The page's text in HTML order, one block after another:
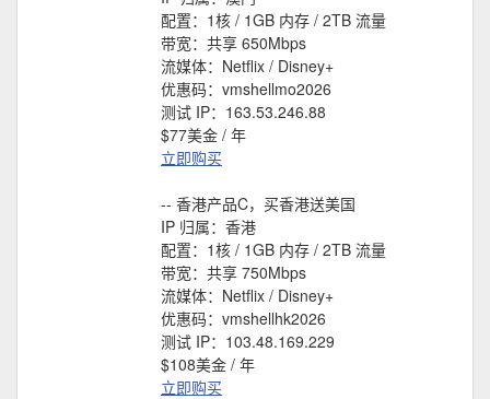
配置：1核 / 1GB 内存 / 2TB 流量
带宽：共享 650Mbps
流媒体：Netflix / Disney+
优惠码：vmshellmo2026
测试 IP：163.53.246.88
$77美金 / 年
立即购买
-- 香港产品C，买香港送美国
IP 归属：香港
配置：1核 / 1GB 内存 / 2TB 流量
带宽：共享 750Mbps
流媒体：Netflix / Disney+
优惠码：vmshellhk2026
测试 IP：103.48.169.229
$108美金 / 年
立即购买